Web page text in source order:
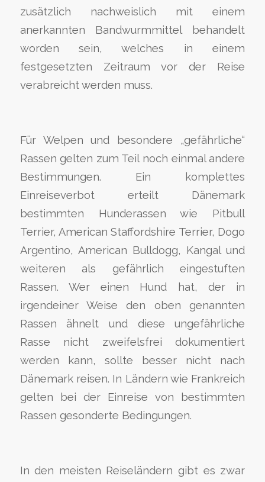
zusätzlich nachweislich mit einem
anerkannten Bandwurmmittel behandelt
worden sein, welches in einem
festgesetzten Zeitraum vor der Reise
verabreicht werden muss.
Für Welpen und besondere „gefährliche“
Rassen gelten zum Teil noch einmal andere
Bestimmungen. Ein komplettes
Einreiseverbot erteilt Dänemark
bestimmten Hunderassen wie Pitbull
Terrier, American Staffordshire Terrier, Dogo
Argentino, American Bulldogg, Kangal und
weiteren als gefährlich eingestuften
Rassen. Wer einen Hund hat, der in
irgendeiner Weise den oben genannten
Rassen ähnelt und diese ungefährliche
Rasse nicht zweifelsfrei dokumentiert
werden kann, sollte besser nicht nach
Dänemark reisen. In Ländern wie Frankreich
gelten bei der Einreise von bestimmten
Rassen gesonderte Bedingungen.
In den meisten Reiseländern gibt es zwar